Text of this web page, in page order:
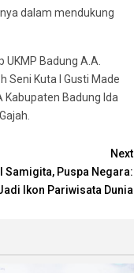
dalam mendukung
Badung A.A.
Seni Kuta I Gusti Made
Kabupaten Badung Ida
Next
Samigita, Puspa Negara:
Ikon Pariwisata Dunia